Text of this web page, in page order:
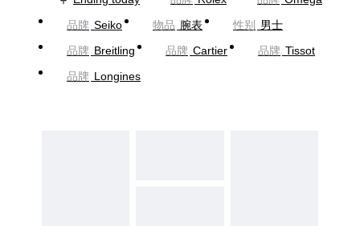
品牌 Seiko 物品 腕表 性别
男士
品牌 Breitling 品牌 Cartier 品牌 Tissot
品牌 Longines